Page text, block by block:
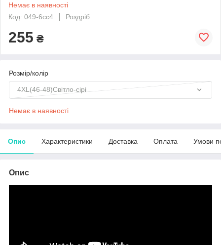
Немає в наявності
Код: 049-6сс4
Роздріб
255 ₴
Розмір/колір
4XL(46-48)Світло-сірі
Немає в наявності
Опис Характеристики Доставка Оплата Умови
Опис